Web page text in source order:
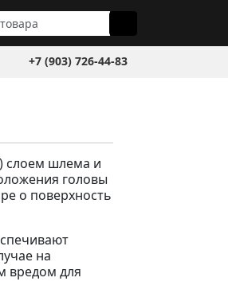
+7 (903) 726-44-83
слоем шлема и
головы
о поверхность
на
вредом для